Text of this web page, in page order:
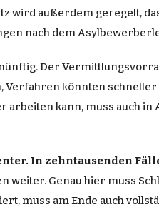
wird außerdem geregelt,
nach dem
Der
könnten
kann, muss auch
In zehntausenden
weiter. Genau hier muss
muss am Ende auch